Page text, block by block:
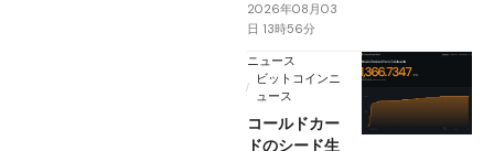
2026年08月03
日 13時56分
ニュース
ビットコインニ
ュース
コールドカー
ドのシード生